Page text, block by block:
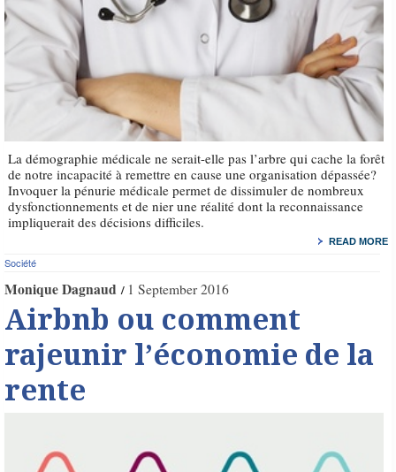
La démographie médicale ne serait-elle pas l’arbre qui cache la forêt
de notre incapacité à remettre en cause une organisation dépassée?
Invoquer la pénurie médicale permet de dissimuler de nombreux
dysfonctionnements et de nier une réalité dont la reconnaissance
impliquerait des décisions difficiles.
READ MORE
Société
Monique Dagnaud 1 September 2016
Airbnb ou comment
rajeunir l’économie de la
rente